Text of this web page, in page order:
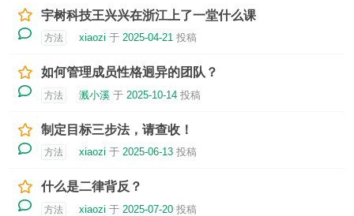
宇树科技王兴兴在浙江上了一堂什么课
方法 xiaozi 于 2025-04-21 投稿
如何管理成员性格迥异的团队？
方法 溅小溪 于 2025-10-14 投稿
制定目标三步法，请查收！
方法 xiaozi 于 2025-06-13 投稿
什么是二律背反？
方法 xiaozi 于 2025-07-20 投稿